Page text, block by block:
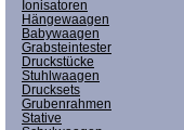
Ionisatoren
Hängewaagen
Babywaagen
Grabsteintester
Druckstücke
Stuhlwaagen
Drucksets
Grubenrahmen
Stative